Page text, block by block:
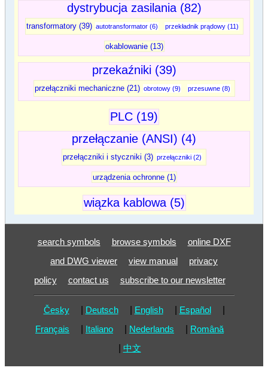
dystrybucja zasilania (82)
transformatory (39) autotransformator (6) przekładnik prądowy (11)
okablowanie (13)
przekaźniki (39)
przełączniki mechaniczne (21) obrotowy (9) przesuwne (8)
PLC (19)
przełączanie (ANSI) (4)
przełączniki i styczniki (3) przełączniki (2)
urządzenia ochronne (1)
wiązka kablowa (5)
search symbols browse symbols
online DXF
and DWG viewer
view manual
privacy
policy
contact us subscribe to our newsletter
Česky Deutsch English Español
Français
Italiano Nederlands
Română
中文